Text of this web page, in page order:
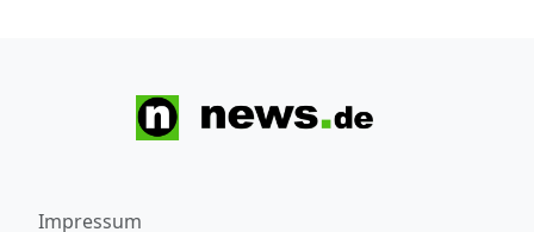
Impressum